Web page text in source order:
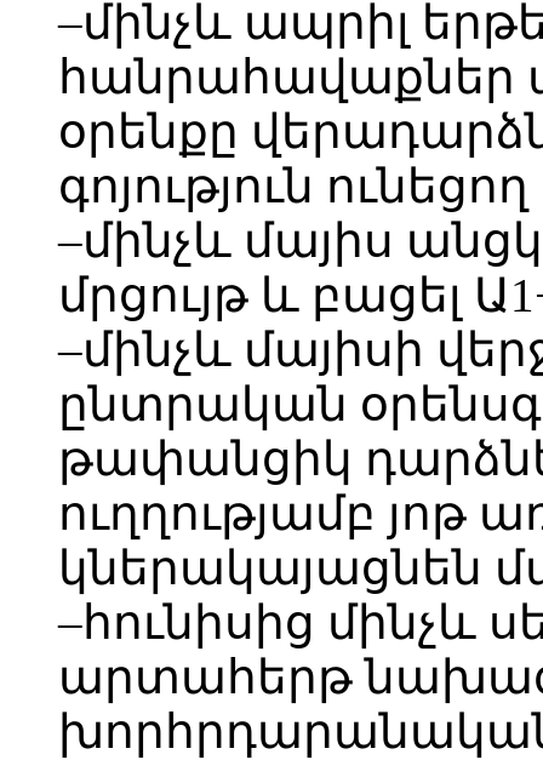
–մինչև ապրիլ
հանրահավաքներ
օրենքը
գոյություն
–մինչև մայիս
մրցույթ և բացել
–մինչև մայիսի
ընտրական
թափանցիկ
ուղղությամբ յոթ
կներակայացնեն
–հունիսից մինչև
արտահերթ
խորհրդարանական